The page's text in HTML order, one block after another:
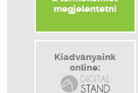
megjelentetni
Kiadványaink
online: